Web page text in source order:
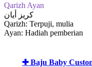
Qarizh Ayan
كريز أيان
Qarizh: Terpuji, mulia
Ayan: Hadiah pemberian
✚ Baju Baby